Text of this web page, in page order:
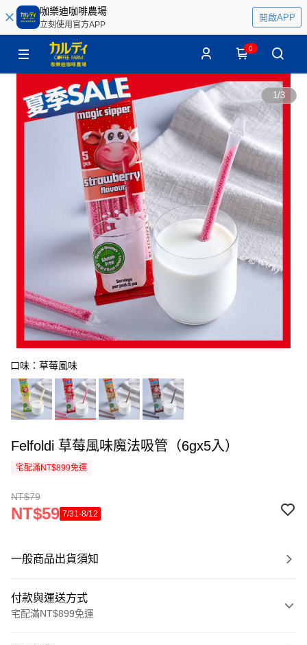
咖樂迪咖啡農場
立刻使用官方APP
開啟APP
0
1/3
口味：草莓風味
Felfoldi 草莓風味魔法吸管（6gx5入）
宅配滿NT$899免運
NT$79
NT$59 7/31-8/12
一般商品出貨須知
付款與運送方式
宅配滿NT$899免運